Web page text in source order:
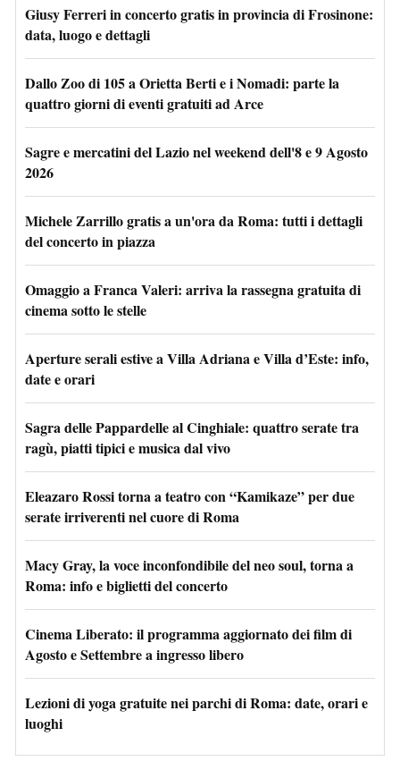
Giusy Ferreri in concerto gratis in provincia di Frosinone:
data, luogo e dettagli
Dallo Zoo di 105 a Orietta Berti e i Nomadi: parte la
quattro giorni di eventi gratuiti ad Arce
Sagre e mercatini del Lazio nel weekend dell'8 e 9 Agosto
2026
Michele Zarrillo gratis a un'ora da Roma: tutti i dettagli
del concerto in piazza
Omaggio a Franca Valeri: arriva la rassegna gratuita di
cinema sotto le stelle
Aperture serali estive a Villa Adriana e Villa d’Este: info,
date e orari
Sagra delle Pappardelle al Cinghiale: quattro serate tra
ragù, piatti tipici e musica dal vivo
Eleazaro Rossi torna a teatro con “Kamikaze” per due
serate irriverenti nel cuore di Roma
Macy Gray, la voce inconfondibile del neo soul, torna a
Roma: info e biglietti del concerto
Cinema Liberato: il programma aggiornato dei film di
Agosto e Settembre a ingresso libero
Lezioni di yoga gratuite nei parchi di Roma: date, orari e
luoghi